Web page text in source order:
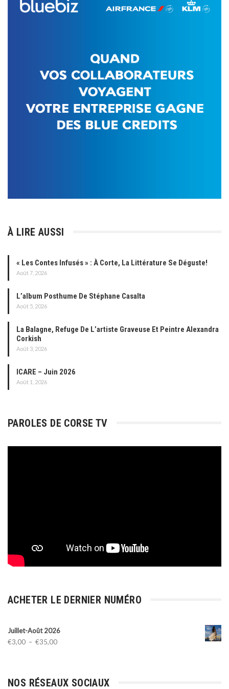
À LIRE AUSSI
« Les Contes Infusés » : À Corte, La Littérature Se Déguste!
Août 7, 2026
L’album Posthume De Stéphane Casalta
Août 5, 2026
La Balagne, Refuge De L’artiste Graveuse Et Peintre Alexandra
Corkish
Août 3, 2026
ICARE – Juin 2026
Août 1, 2026
PAROLES DE CORSE TV
ACHETER LE DERNIER NUMÉRO
Juillet-Août 2026
€3,00 – €35,00Plage
à
NOS RÉSEAUX SOCIAUX